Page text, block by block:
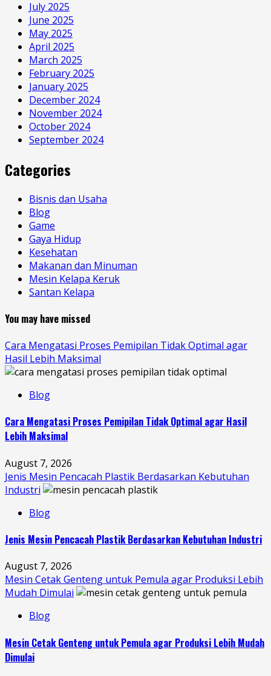
July 2025
June 2025
May 2025
April 2025
March 2025
February 2025
January 2025
December 2024
November 2024
October 2024
September 2024
Categories
Bisnis dan Usaha
Blog
Game
Gaya Hidup
Kesehatan
Makanan dan Minuman
Mesin Kelapa Keruk
Santan Kelapa
You may have missed
Cara Mengatasi Proses Pemipilan Tidak Optimal agar
Hasil Lebih Maksimal
Blog
Cara Mengatasi Proses Pemipilan Tidak Optimal agar Hasil
Lebih Maksimal
August 7, 2026
Jenis Mesin Pencacah Plastik Berdasarkan Kebutuhan
Industri
Blog
Jenis Mesin Pencacah Plastik Berdasarkan Kebutuhan Industri
August 7, 2026
Mesin Cetak Genteng untuk Pemula agar Produksi Lebih
Mudah Dimulai
Blog
Mesin Cetak Genteng untuk Pemula agar Produksi Lebih Mudah
Dimulai